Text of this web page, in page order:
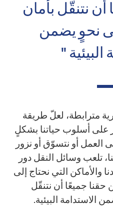
نتنقّل بأمان
نحوٍ يضمن
البيئية "
مترابطة، لعلّ طريقة
على أسلوب حياتنا بشكلٍ
العمل أو نتسوّق أو نزور
تلعب وسائل النقل دور
والأماكن التي نحتاج إلى
حقنا جميعًا أن نتنقّل
الاستدامة البيئية.